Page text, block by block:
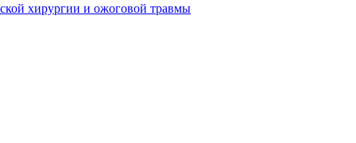
хирургии и ожоговой травмы